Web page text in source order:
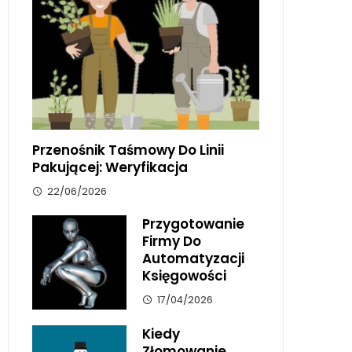
Przenośnik Taśmowy Do Linii
Pakującej: Weryfikacja
22/06/2026
Przygotowanie
Firmy Do
Automatyzacji
Księgowości
17/04/2026
Kiedy